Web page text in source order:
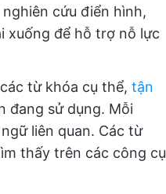
cứu điển hình,
xuống để hỗ trợ nỗ lực
từ khóa cụ thể, tận
đang sử dụng. Mỗi
liên quan. Các từ
thấy trên các công cụ